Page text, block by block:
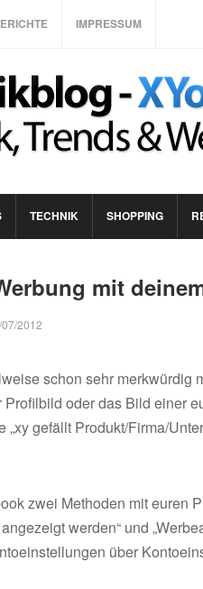
IMPRESSUM
TECHNIK SHOPPING
mit
2012
schon sehr merkwürdig
Profilbild oder das Bild einer
gefällt Produkt/Firma/
zwei Methoden mit euren
werden“ und
über